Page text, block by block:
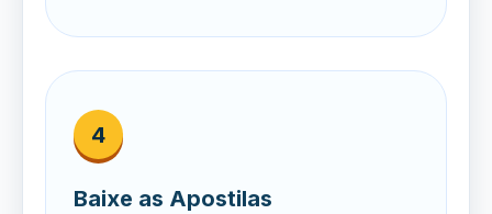
4
Baixe as Apostilas